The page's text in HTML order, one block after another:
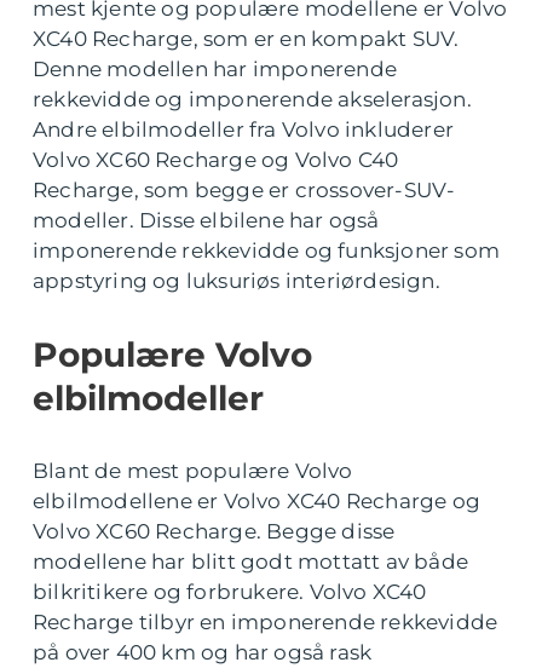
mest kjente og populære modellene er Volvo
XC40 Recharge, som er en kompakt SUV.
Denne modellen har imponerende
rekkevidde og imponerende akselerasjon.
Andre elbilmodeller fra Volvo inkluderer
Volvo XC60 Recharge og Volvo C40
Recharge, som begge er crossover-SUV-
modeller. Disse elbilene har også
imponerende rekkevidde og funksjoner som
appstyring og luksuriøs interiørdesign.
Populære Volvo
elbilmodeller
Blant de mest populære Volvo
elbilmodellene er Volvo XC40 Recharge og
Volvo XC60 Recharge. Begge disse
modellene har blitt godt mottatt av både
bilkritikere og forbrukere. Volvo XC40
Recharge tilbyr en imponerende rekkevidde
på over 400 km og har også rask